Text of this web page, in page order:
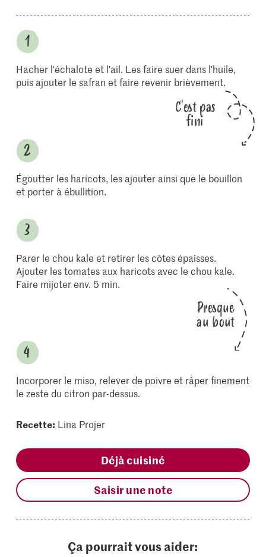
Hacher l'échalote et l'ail. Les faire suer dans l'huile,
puis ajouter le safran et faire revenir brièvement.
C'est pas
fini
Égoutter les haricots, les ajouter ainsi que le bouillon
et porter à ébullition.
Parer le chou kale et retirer les côtes épaisses.
Ajouter les tomates aux haricots avec le chou kale.
Faire mijoter env. 5 min.
Presque
au bout
Incorporer le miso, relever de poivre et râper finement
le zeste du citron par-dessus.
Recette: Lina Projer
Déjà cuisiné
Saisir une note
Ça pourrait vous aider: